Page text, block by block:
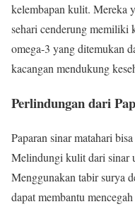
kelembapan kulit. Mereka
sehari cenderung memiliki
omega-3 yang ditemukan
kacangan mendukung
Perlindungan dari
Paparan sinar matahari
Melindungi kulit dari sinar
Menggunakan tabir surya
dapat membantu